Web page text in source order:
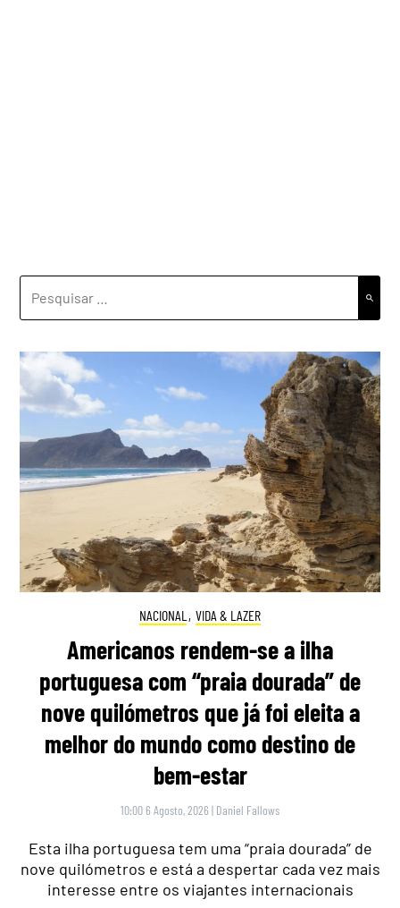
NACIONAL , VIDA & LAZER
Americanos rendem-se a ilha
portuguesa com “praia dourada” de
nove quilómetros que já foi eleita a
melhor do mundo como destino de
bem-estar
10:00 6 Agosto, 2026 | Daniel Fallows
Esta ilha portuguesa tem uma “praia dourada” de
nove quilómetros e está a despertar cada vez mais
interesse entre os viajantes internacionais